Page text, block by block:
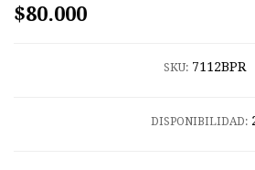
$80.000
SKU: 7112BPR
DISPONIBILIDAD: